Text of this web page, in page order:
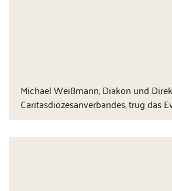
Michael Weißmann, Diakon und
Caritasdiözesanverbandes, trug das